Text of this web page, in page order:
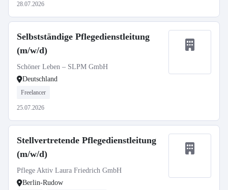
28.07.2026
Selbstständige Pflegedienstleitung
(m/w/d)
Schöner Leben – SLPM GmbH
Deutschland
Freelancer
25.07.2026
Stellvertretende Pflegedienstleitung
(m/w/d)
Pflege Aktiv Laura Friedrich GmbH
Berlin-Rudow